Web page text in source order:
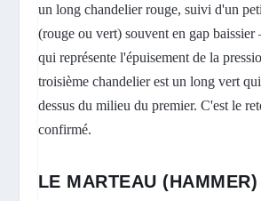
un long chandelier rouge, suivi d'un
(rouge ou vert) souvent en gap
qui représente l'épuisement de la
troisième chandelier est un long vert
dessus du milieu du premier. C'est le
confirmé.
LE MARTEAU (HAMMER)